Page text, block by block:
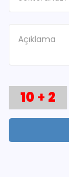
10 + 2